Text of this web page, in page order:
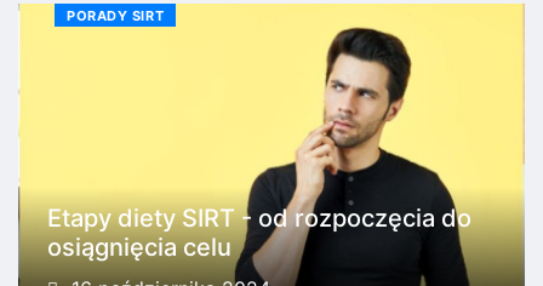
PORADY SIRT
Etapy diety SIRT - od rozpoczęcia do
osiągnięcia celu